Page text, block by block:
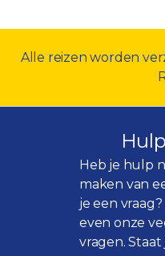
Alle reizen worden
Heb je hulp
maken van
je een
even onze
vragen.